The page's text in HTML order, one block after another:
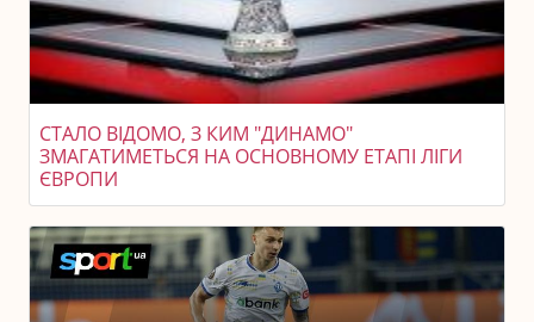
СТАЛО ВІДОМО, З КИМ "ДИНАМО"
ЗМАГАТИМЕТЬСЯ НА ОСНОВНОМУ ЕТАПІ ЛІГИ
ЄВРОПИ